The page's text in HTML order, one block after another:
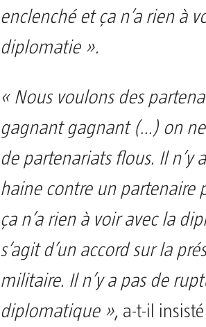
enclenché et ça n’a rien à
diplomatie ».
« Nous voulons des
gagnant gagnant (…) on
de partenariats flous. Il n’y
haine contre un partenaire
ça n’a rien à voir avec la
s’agit d’un accord sur la
militaire. Il n’y a pas de
diplomatique », a-t-il